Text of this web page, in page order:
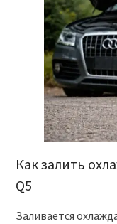
Как залить
Q5
Заливается